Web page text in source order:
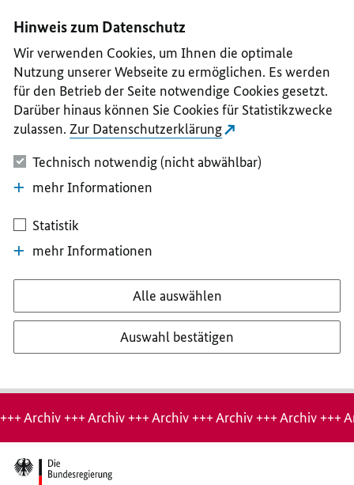
II
III
IV
V
Hinweis zum Datenschutz
Wir verwenden Cookies, um Ihnen die optimale
Nutzung unserer Webseite zu ermöglichen. Es werden
für den Betrieb der Seite notwendige Cookies gesetzt.
Darüber hinaus können Sie Cookies für Statistikzwecke
zulassen. Zur Datenschutzerklärung
Technisch notwendig (nicht abwählbar)
mehr Informationen
Statistik
mehr Informationen
Alle auswählen
Auswahl bestätigen
Hinweis:
Archiv-
Seite
+++ Archiv +++ Archiv +++ Archiv +++ Archiv +++ Archiv +++